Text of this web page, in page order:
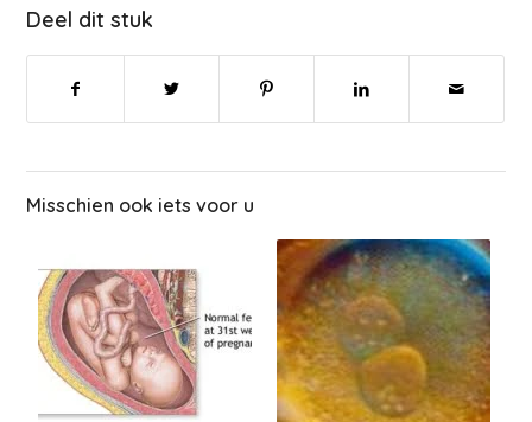
Deel dit stuk
Misschien ook iets voor u